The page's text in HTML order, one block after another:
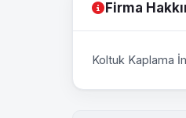
Firma
Koltuk Kaplama